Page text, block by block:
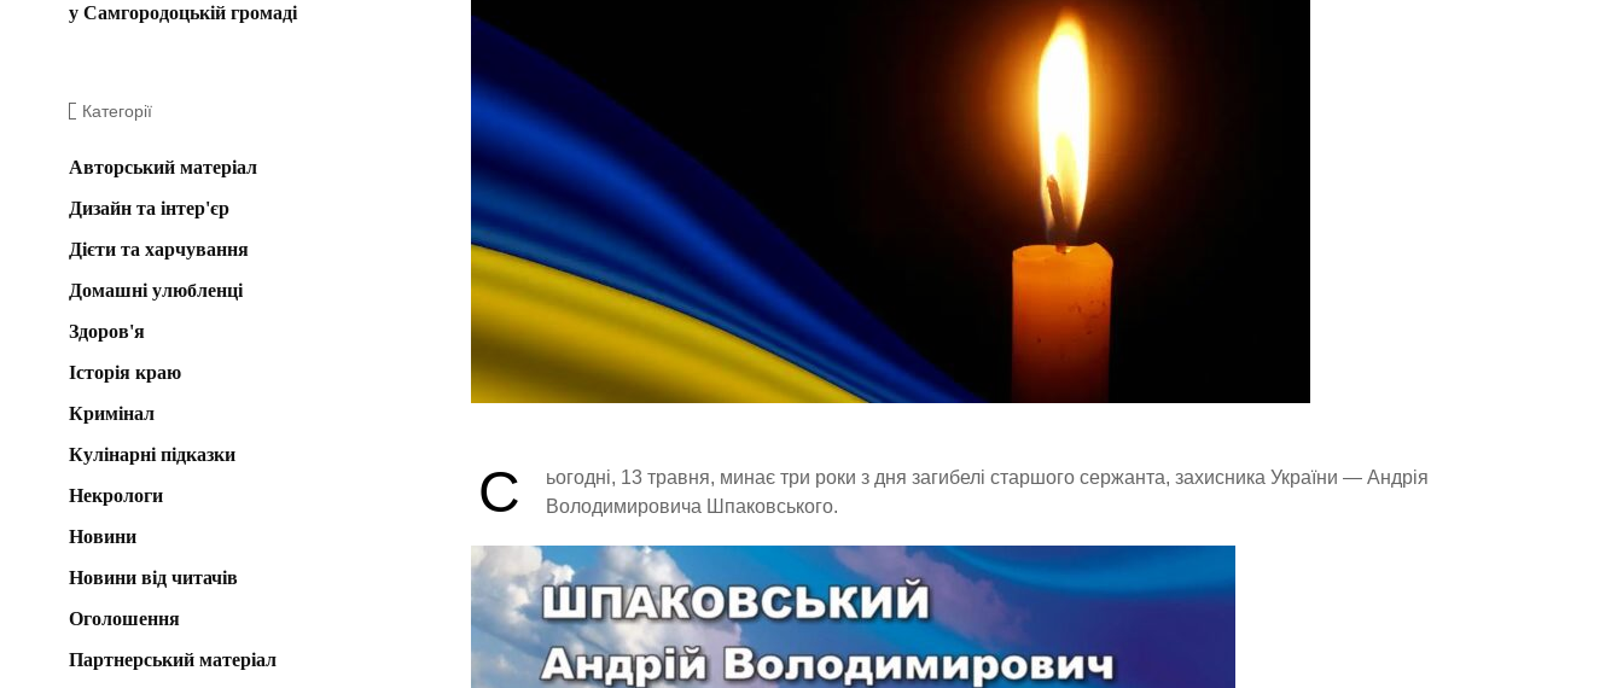
С
ьогодні, 13 травня, минає три роки з дня загибелі старшого сержанта, захисника України — Андрія
Володимировича Шпаковського.
у Самгородоцькій громаді
Категорії
Авторський матеріал
Дизайн та інтер'єр
Дієти та харчування
Домашні улюбленці
Здоров'я
Історія краю
Кримінал
Кулінарні підказки
Некрологи
Новини
Новини від читачів
Оголошення
Партнерський матеріал